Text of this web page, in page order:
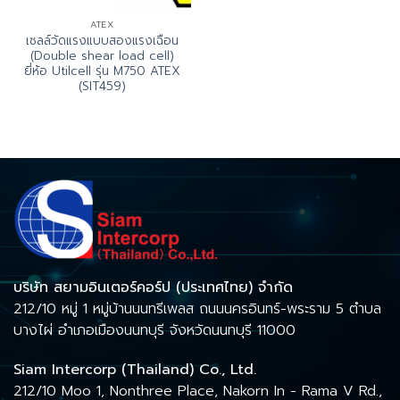
ATEX
เซลล์วัดแรงแบบสองแรงเฉือน
(Double shear load cell)
ยี่ห้อ Utilcell รุ่น M750 ATEX
(SIT459)
บริษัท สยามอินเตอร์คอร์ป (ประเทศไทย) จำกัด
212/10 หมู่ 1 หมู่บ้านนนทรีเพลส ถนนนครอินทร์-พระราม 5 ตำบล
บางไผ่ อำเภอเมืองนนทบุรี จังหวัดนนทบุรี 11000
Siam Intercorp (Thailand) Co., Ltd.
212/10 Moo 1, Nonthree Place, Nakorn In - Rama V Rd.,